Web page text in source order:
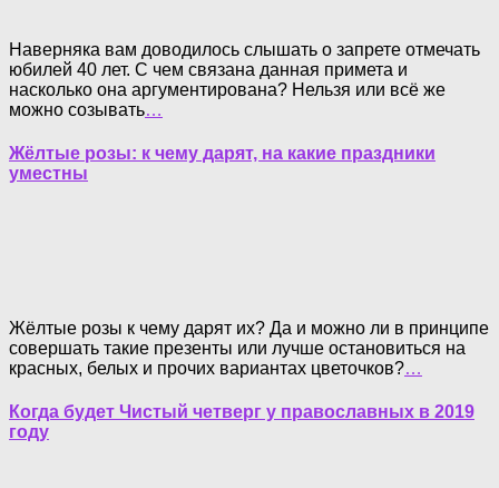
Наверняка вам доводилось слышать о запрете отмечать
юбилей 40 лет. С чем связана данная примета и
насколько она аргументирована? Нельзя или всё же
можно созывать…
Жёлтые розы: к чему дарят, на какие праздники
уместны
Жёлтые розы к чему дарят их? Да и можно ли в принципе
совершать такие презенты или лучше остановиться на
красных, белых и прочих вариантах цветочков?…
Когда будет Чистый четверг у православных в 2019
году